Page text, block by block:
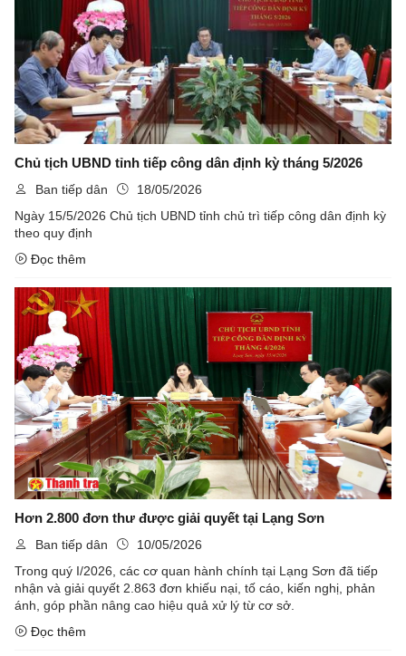
Chủ tịch UBND tỉnh tiếp công dân định kỳ tháng 5/2026
Ban tiếp dân
18/05/2026
Ngày 15/5/2026 Chủ tịch UBND tỉnh chủ trì tiếp công dân định kỳ
theo quy định
Đọc thêm
Hơn 2.800 đơn thư được giải quyết tại Lạng Sơn
Ban tiếp dân
10/05/2026
Trong quý I/2026, các cơ quan hành chính tại Lạng Sơn đã tiếp
nhận và giải quyết 2.863 đơn khiếu nại, tố cáo, kiến nghị, phản
ánh, góp phần nâng cao hiệu quả xử lý từ cơ sở.
Đọc thêm